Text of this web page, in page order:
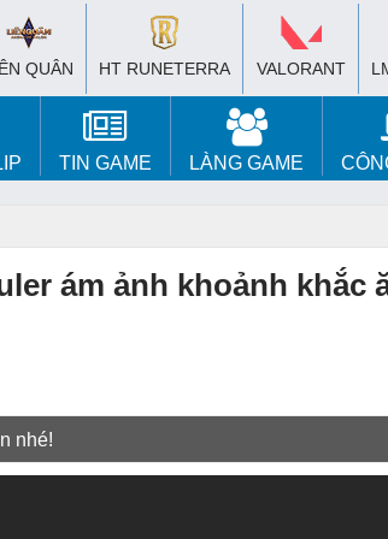
QUÂN HT RUNETERRA VALORANT
TIN GAME LÀNG GAME
ám ảnh khoảnh khắc
nhé!